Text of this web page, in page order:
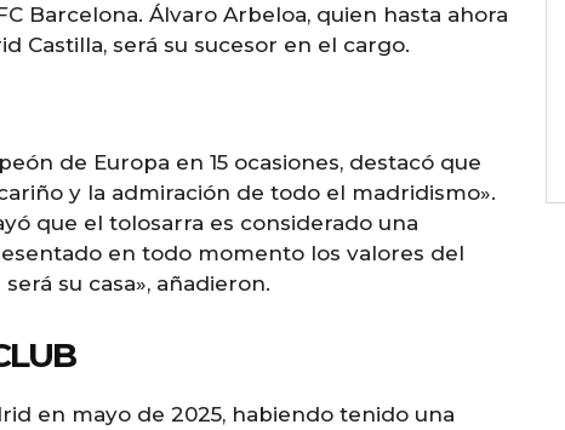
Barcelona. Álvaro Arbeloa, quien hasta ahora
Castilla, será su sucesor en el cargo.
de Europa en 15 ocasiones, destacó que
y la admiración de todo el madridismo».
que el tolosarra es considerado una
en todo momento los valores del
su casa», añadieron.
en mayo de 2025, habiendo tenido una